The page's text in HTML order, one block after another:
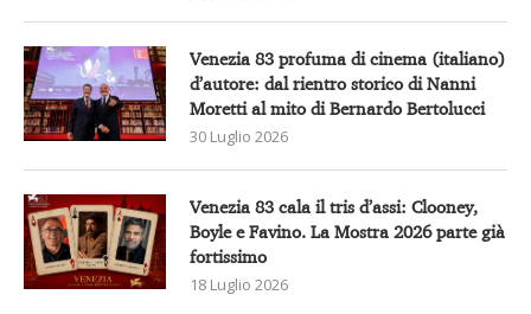
Venezia 83 profuma di cinema (italiano)
d’autore: dal rientro storico di Nanni
Moretti al mito di Bernardo Bertolucci
30 Luglio 2026
Venezia 83 cala il tris d’assi: Clooney,
Boyle e Favino. La Mostra 2026 parte già
fortissimo
18 Luglio 2026